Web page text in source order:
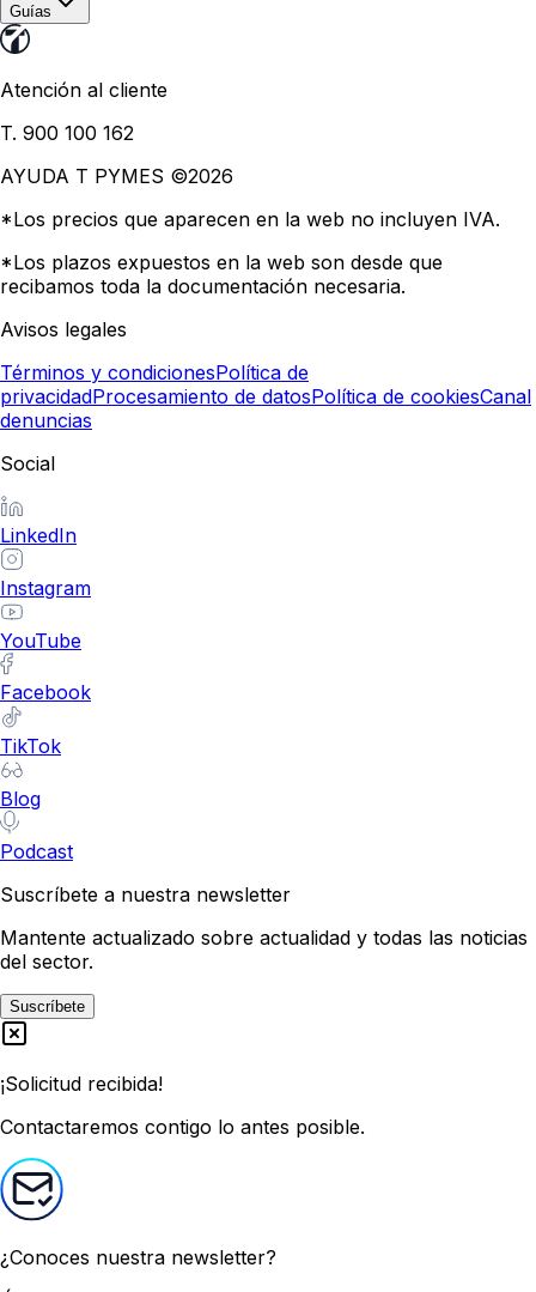
Guías
Atención al cliente
T. 900 100 162
AYUDA T PYMES ©2026
*Los precios que aparecen en la web no incluyen IVA.
*Los plazos expuestos en la web son desde que
recibamos toda la documentación necesaria.
Avisos legales
Términos y condicionesPolítica de
privacidadProcesamiento de datosPolítica de cookiesCanal
denuncias
Social
LinkedIn
Instagram
YouTube
Facebook
TikTok
Blog
Podcast
Suscríbete a nuestra newsletter
Mantente actualizado sobre actualidad y todas las noticias
del sector.
Suscríbete
¡Solicitud recibida!
Contactaremos contigo lo antes posible.
¿Conoces nuestra newsletter?